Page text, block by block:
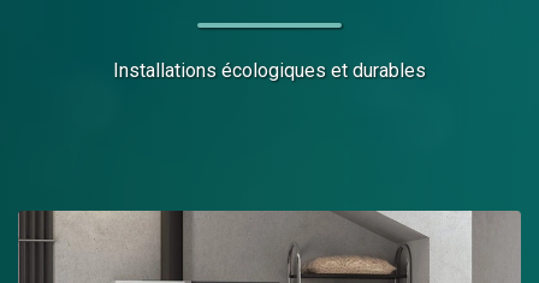
Installations écologiques et durables